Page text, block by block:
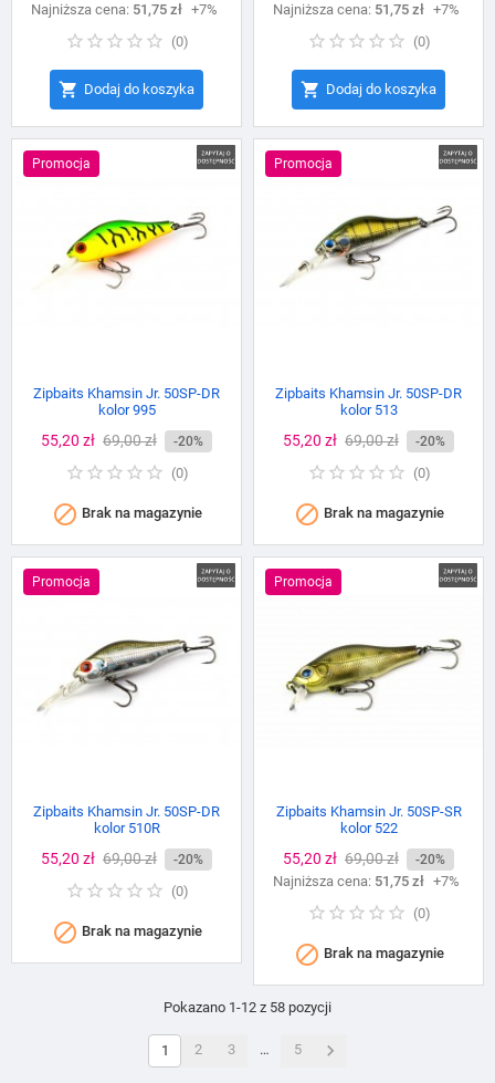
podstawowa
Najniższa cena: 51,75 zł +7%
(0)
 Dodaj do koszyka
podstawowa
Najniższa cena: 51,75 zł +7%
(0)
 Dodaj do koszyka
Promocja
Zipbaits Khamsin Jr. 50SP-DR
kolor 995
Cena
55,20 zł Cena
podstawowa
69,00 zł -20%
(0)
 Brak na magazynie
Promocja
Zipbaits Khamsin Jr. 50SP-DR
kolor 513
Cena
55,20 zł Cena
podstawowa
69,00 zł -20%
(0)
 Brak na magazynie
Promocja
Zipbaits Khamsin Jr. 50SP-DR
kolor 510R
Cena
55,20 zł Cena
podstawowa
69,00 zł -20%
(0)
 Brak na magazynie
Promocja
Zipbaits Khamsin Jr. 50SP-SR
kolor 522
Cena
55,20 zł Cena
podstawowa
69,00 zł -20%
Najniższa cena: 51,75 zł +7%
(0)
 Brak na magazynie
Pokazano 1-12 z 58 pozycji
1 2 3 … 5 